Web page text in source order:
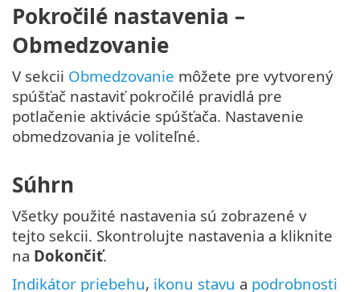
Pokročilé nastavenia –
Obmedzovanie
V sekcii Obmedzovanie môžete pre vytvorený
spúšťač nastaviť pokročilé pravidlá pre
potlačenie aktivácie spúšťača. Nastavenie
obmedzovania je voliteľné.
Súhrn
Všetky použité nastavenia sú zobrazené v
tejto sekcii. Skontrolujte nastavenia a kliknite
na Dokončiť.
Indikátor priebehu, ikonu stavu a podrobnosti